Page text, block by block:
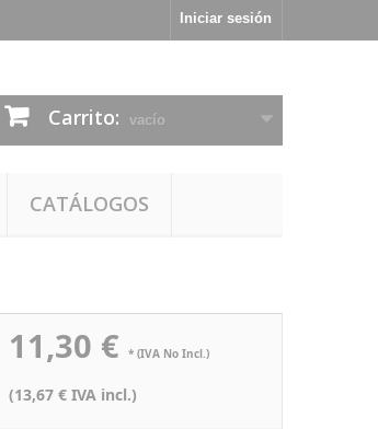
Iniciar sesión
Carrito: vacío
CATÁLOGOS
11,30 € * (IVA No Incl.)
(13,67 € IVA incl.)